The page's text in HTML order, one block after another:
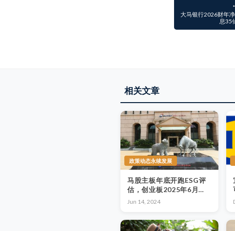
大马银行2026财年
息35
相关文章
政策动态永续发展
马股主板年底开跑ESG评
估，创业板2025年6月跟
进
Jun 14, 2024